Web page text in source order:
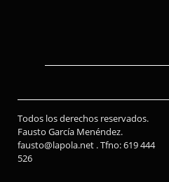
Todos los derechos reservados.
Fausto García Menéndez.
fausto@lapola.net . Tfno: 619 444
526